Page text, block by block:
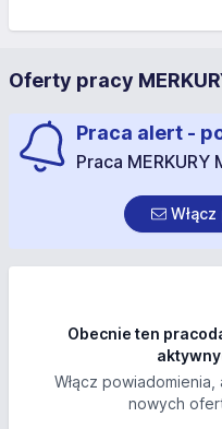
Oferty pracy
Praca alert -
Praca MERKURY
Obecnie ten
Włącz
nowych